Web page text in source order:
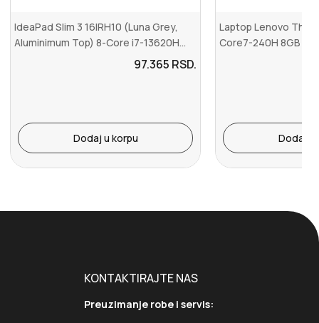
IdeaPad Slim 3 16IRH10 (Luna Grey,
Aluminimum Top) 8-Core i7-13620H...
97.365 RSD.
Dodaj u korpu
Laptop Lenovo
Core7-240H 8GB M.2
Dodaj u
KONTAKTIRAJTE NAS
Preuzimanje robe i servis: